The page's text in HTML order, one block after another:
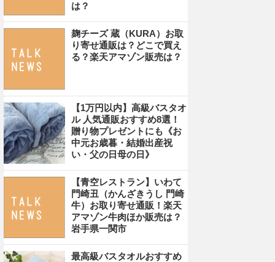
は？
麹チーズ 蔵（KURA）お取
り寄せ通販は？どこで買え
る？楽天アマゾン販売は？
【1万円以内】高級バスタオ
ル 人気通販おすすめ8選！
贈り物プレゼントにも《お
中元お歳暮・結婚出産祝
い・父の日母の日》
【青空レストラン】いわて
門崎丑（かんざきうし 門崎
牛）お取り寄せ通販！楽天
アマゾン牛肉ほか販売は？
岩手県一関市
最高級バスタオルおすすめ